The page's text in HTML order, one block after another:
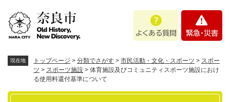
あ
問
・
現在地 トップページ > 分類でさがす > 市民活動・文化・スポーツ > スポー
ツ > スポーツ施設 > 体育施設及びコミュニティスポーツ施設におけ
る使用料還付基準について
本